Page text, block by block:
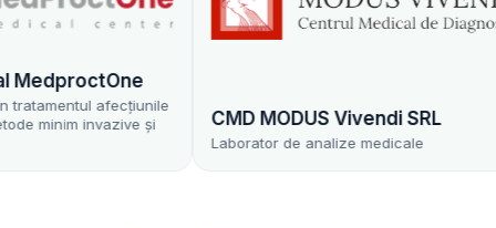
afecțiunile
invazive și
CMD MODUS Vivendi SRL
Laborator de analize medicale